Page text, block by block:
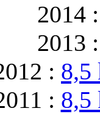
2014
2013
: 8,5
: 8,5